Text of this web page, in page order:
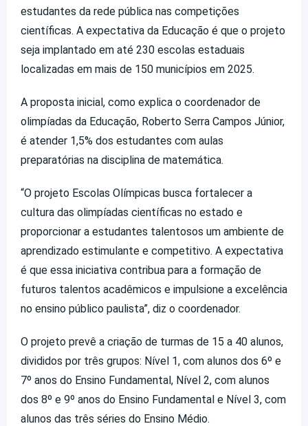
estudantes da rede pública nas competições
científicas. A expectativa da Educação é que o projeto
seja implantado em até 230 escolas estaduais
localizadas em mais de 150 municípios em 2025.
A proposta inicial, como explica o coordenador de
olimpíadas da Educação, Roberto Serra Campos Júnior,
é atender 1,5% dos estudantes com aulas
preparatórias na disciplina de matemática.
“O projeto Escolas Olímpicas busca fortalecer a
cultura das olimpíadas científicas no estado e
proporcionar a estudantes talentosos um ambiente de
aprendizado estimulante e competitivo. A expectativa
é que essa iniciativa contribua para a formação de
futuros talentos acadêmicos e impulsione a excelência
no ensino público paulista”, diz o coordenador.
O projeto prevê a criação de turmas de 15 a 40 alunos,
divididos por três grupos: Nível 1, com alunos dos 6º e
7º anos do Ensino Fundamental, Nível 2, com alunos
dos 8º e 9º anos do Ensino Fundamental e Nível 3, com
alunos das três séries do Ensino Médio.